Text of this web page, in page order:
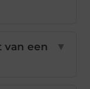
van een
▼